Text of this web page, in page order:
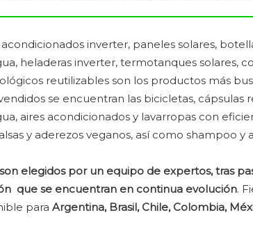
acondicionados inverter, paneles solares,
heladeras inverter, termotanques solares,
reutilizables son los productos más
se encuentran las bicicletas, cápsulas
aires acondicionados y lavarropas con
y aderezos veganos, así como shampoo y
elegidos por un equipo de expertos, tras
que se encuentran en continua evolución.
para Argentina, Brasil, Chile, Colombia,